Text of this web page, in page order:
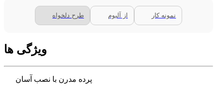
طرح دلخواه از آلبوم نمونه کار
ویژگی ها
پرده مدرن با نصب آسان